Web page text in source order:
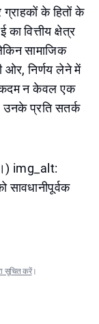
ग्राहकों के हितों के
वित्तीय क्षेत्र
सामाजिक
ओर, निर्णय लेने में
कदम न केवल एक
उनके प्रति सतर्क
img_alt:
सावधानीपूर्वक
सूचित करें।